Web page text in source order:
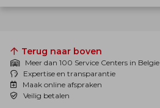
Terug naar boven
Meer dan 100 Service Centers in Belgie
Expertise en transparantie
Maak online afspraken
Veilig betalen